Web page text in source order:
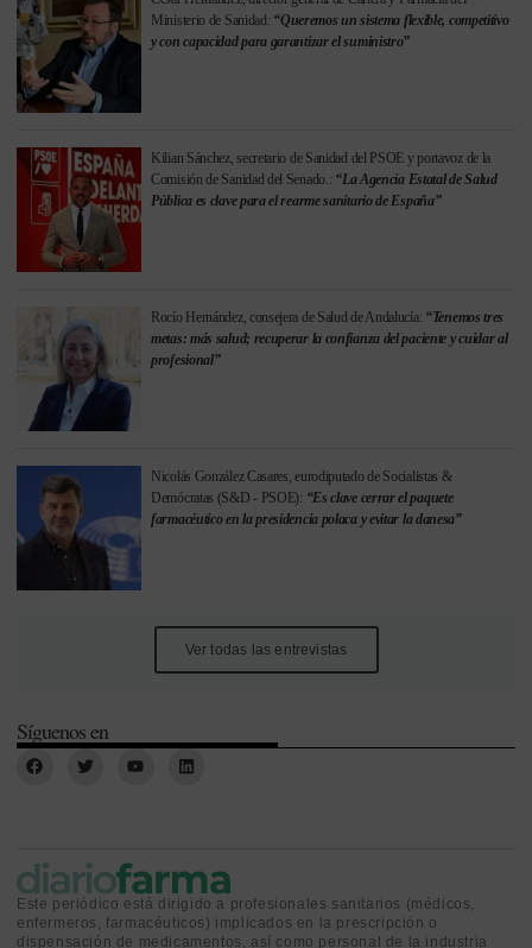
Ministerio de Sanidad: “Queremos un sistema flexible, competitivo
y con capacidad para garantizar el suministro”
Kilian Sánchez, secretario de Sanidad del PSOE y portavoz de la
Comisión de Sanidad del Senado.: “La Agencia Estatal de Salud
Pública es clave para el rearme sanitario de España”
Rocío Hernández, consejera de Salud de Andalucía: “Tenemos tres
metas: más salud; recuperar la confianza del paciente y cuidar al
profesional”
Nicolás González Casares, eurodiputado de Socialistas &
Demócratas (S&D - PSOE): “Es clave cerrar el paquete
farmacéutico en la presidencia polaca y evitar la danesa”
Ver todas las entrevistas
Síguenos en
Este periódico está dirigido a profesionales sanitarios (médicos,
enfermeros, farmacéuticos) implicados en la prescripción o
dispensación de medicamentos, así como personal de la industria